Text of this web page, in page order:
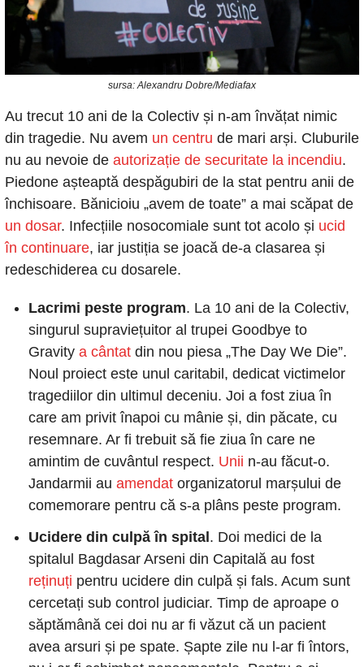
sursa: Alexandru Dobre/Mediafax
Au trecut 10 ani de la Colectiv și n-am învățat nimic
din tragedie. Nu avem un centru de mari arși. Cluburile
nu au nevoie de autorizație de securitate la incendiu.
Piedone așteaptă despăgubiri de la stat pentru anii de
închisoare. Bănicioiu „avem de toate” a mai scăpat de
un dosar. Infecțiile nosocomiale sunt tot acolo și ucid
în continuare, iar justiția se joacă de-a clasarea și
redeschiderea cu dosarele.
Lacrimi peste program. La 10 ani de la Colectiv,
singurul supraviețuitor al trupei Goodbye to
Gravity a cântat din nou piesa „The Day We Die”.
Noul proiect este unul caritabil, dedicat victimelor
tragediilor din ultimul deceniu. Joi a fost ziua în
care am privit înapoi cu mânie și, din păcate, cu
resemnare. Ar fi trebuit să fie ziua în care ne
amintim de cuvântul respect. Unii n-au făcut-o.
Jandarmii au amendat organizatorul marșului de
comemorare pentru că s-a plâns peste program.
Ucidere din culpă în spital. Doi medici de la
spitalul Bagdasar Arseni din Capitală au fost
reținuți pentru ucidere din culpă și fals. Acum sunt
cercetați sub control judiciar. Timp de aproape o
săptămână cei doi nu ar fi văzut că un pacient
avea arsuri și pe spate. Șapte zile nu l-ar fi întors,